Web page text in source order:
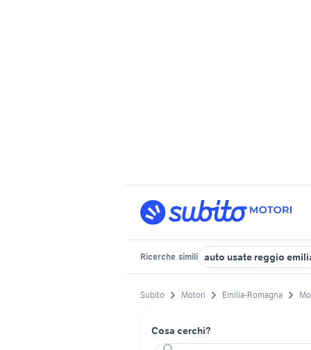
Ricerche simili auto usate reggio
Subito Motori Emilia-Romagna
Cosa cerchi?